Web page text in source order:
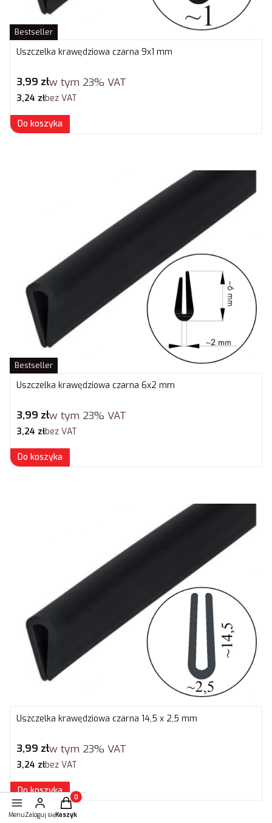
Bestseller
Uszczelka krawędziowa czarna 9x1 mm
Cena brutto
3,99 złw tym 23% VAT
Cena netto
3,24 złbez VAT
Do koszyka
Bestseller
Uszczelka krawędziowa czarna 6x2 mm
Cena brutto
3,99 złw tym 23% VAT
Cena netto
3,24 złbez VAT
Do koszyka
Uszczelka krawędziowa czarna 14,5 x 2,5 mm
Cena brutto
3,99 złw tym 23% VAT
Cena netto
3,24 złbez VAT
Do koszyka
MenuZaloguj się
Produkty w koszyku: 0. Zobacz szczegóły
Koszyk